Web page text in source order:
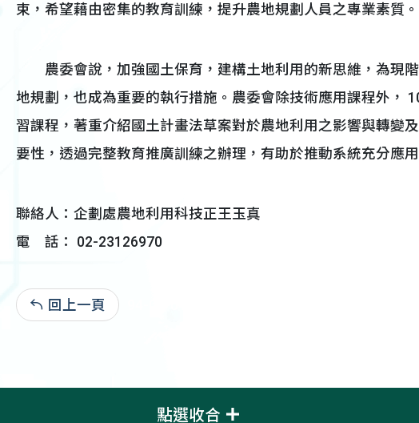
束，希望藉由密集的教育訓練，提升農地規劃人員之專業素質。
農委會說，加強國土保育，建構土地利用的新思維，為現階
地規劃，也成為重要的執行措施。農委會除技術應用課程外，
習課程，著重介紹國土計畫法草案對於農地利用之影響與轉變
要性，透過完整教育推廣訓練之辦理，有助於推動系統充分應
聯絡人：企劃處農地利用科技正王玉真
電 話： 02-23126970
回上一頁
點選收合